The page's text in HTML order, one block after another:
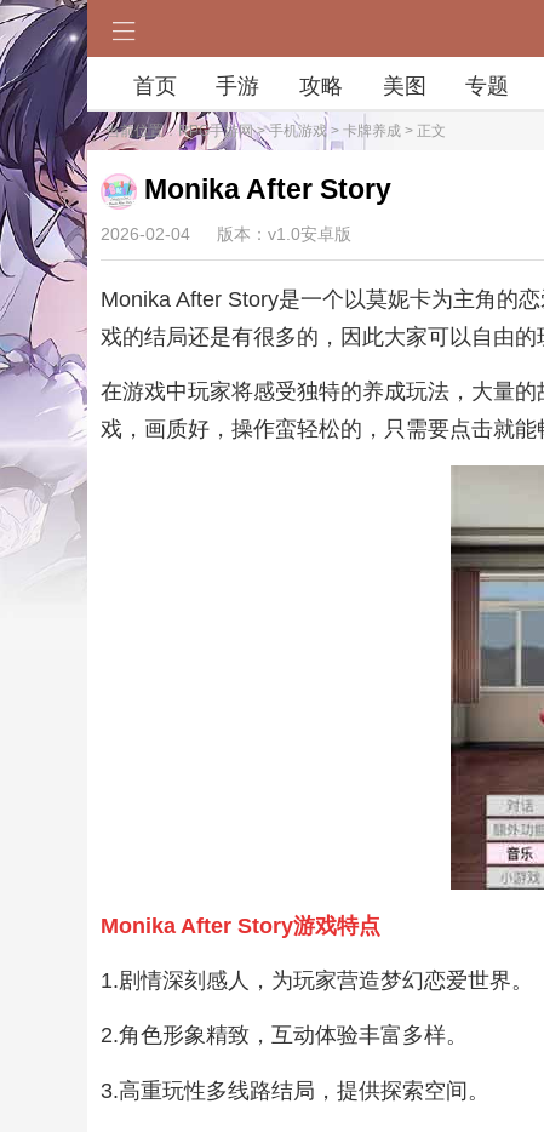
首页 手游 攻略 美图 专题
当前位置：RPG手游网>手机游戏 > 卡牌养成 > 正文
Monika After Story
2026-02-04 版本：v1.0安卓版
Monika After Story是一个以莫妮卡为主角的
戏的结局还是有很多的，因此大家可以自由的
在游戏中玩家将感受独特的养成玩法，大量
戏，画质好，操作蛮轻松的，只需要点击就能
Monika After Story游戏特点
1.剧情深刻感人，为玩家营造梦幻恋爱世界。
2.角色形象精致，互动体验丰富多样。
3.高重玩性多线路结局，提供探索空间。